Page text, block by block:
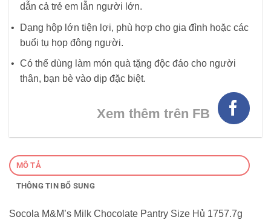
dẫn cả trẻ em lẫn người lớn.
Dạng hộp lớn tiện lợi, phù hợp cho gia đình hoặc các
buổi tụ họp đông người.
Có thể dùng làm món quà tặng độc đáo cho người
thân, bạn bè vào dịp đặc biệt.
Xem thêm trên FB
MÔ TẢ
THÔNG TIN BỔ SUNG
Socola M&M’s Milk Chocolate Pantry Size Hủ 1757.7g